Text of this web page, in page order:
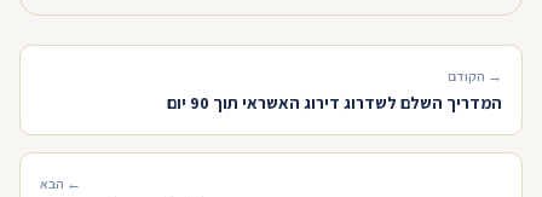
→ הקודם
המדריך השלם לשדרוג דירוג האשראי תוך 90 יום
← הבא